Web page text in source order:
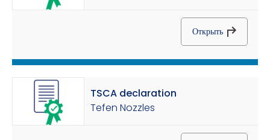
Открыть
TSCA declaration
Tefen Nozzles